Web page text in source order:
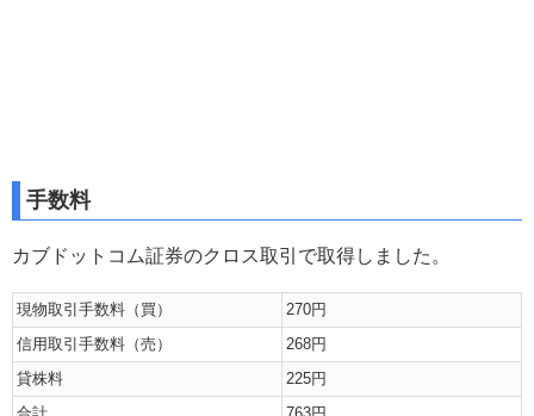
手数料
カブドットコム証券のクロス取引で取得しました。
現物取引手数料（買）
270円
信用取引手数料（売）
268円
貸株料
225円